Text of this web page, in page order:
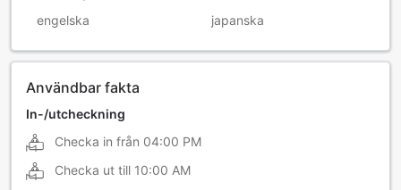
engelska japanska
Användbar fakta
In-/utcheckning
Checka in från 04:00 PM
Checka ut till 10:00 AM